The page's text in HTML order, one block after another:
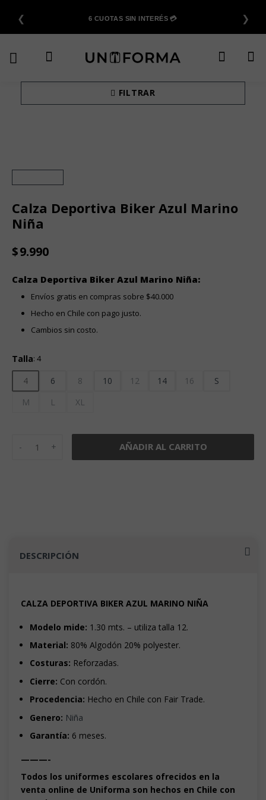
contenido
❮ 6 CUOTAS SIN INTERÉS 💳 ❯
FILTRAR
Calza Deportiva Biker Azul Marino
Niña
$9.990
Calza Deportiva Biker Azul Marino Niña:
Envíos gratis en compras sobre $40.000
Hecho en Chile con pago justo.
Cambios sin costo.
Talla: 4
4 6 8 10 12 14 16
S
M
L XL
AÑADIR AL CARRITO
DESCRIPCIÓN
CALZA DEPORTIVA BIKER AZUL MARINO NIÑA
Modelo mide: 1.30 mts. – utiliza talla 12.
Material: 80% Algodón 20% polyester.
Costuras: Reforzadas.
Cierre: Con cordón.
Procedencia: Hecho en Chile con Fair Trade.
Genero: Niña
Garantía: 6 meses.
———-
Todos los uniformes escolares ofrecidos en la
venta online de Uniforma son hechos en Chile con